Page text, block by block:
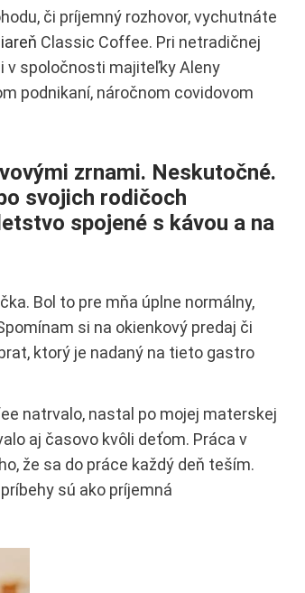
či príjemný rozhovor, vychutnáte
Classic Coffee. Pri netradičnej
v spoločnosti majiteľky Aleny
podnikaní, náročnom covidovom
zrnami. Neskutočné.
svojich rodičoch
spojené s kávou a na
Bol to pre mňa úplne normálny,
si na okienkový predaj či
ktorý je nadaný na tieto gastro
natrvalo, nastal po mojej materskej
aj časovo kvôli deťom. Práca v
že sa do práce každý deň teším.
sú ako príjemná